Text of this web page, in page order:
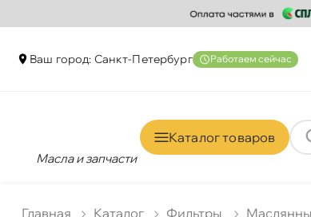
аш город: Санкт-Петербур Работаем сейчас
Масла и запчасти
Каталог товаро
Главная Катало Фильтры